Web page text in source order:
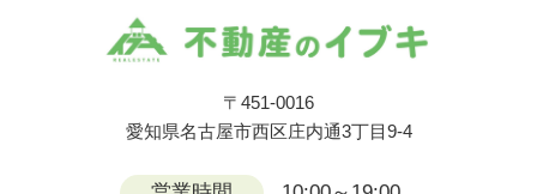
〒451-0016
愛知県名古屋市西区庄内通3丁目9-4